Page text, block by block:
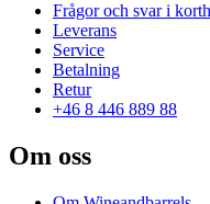
Frågor och svar i
Leverans
Service
Betalning
Retur
+46 8 446 889 88
Om oss